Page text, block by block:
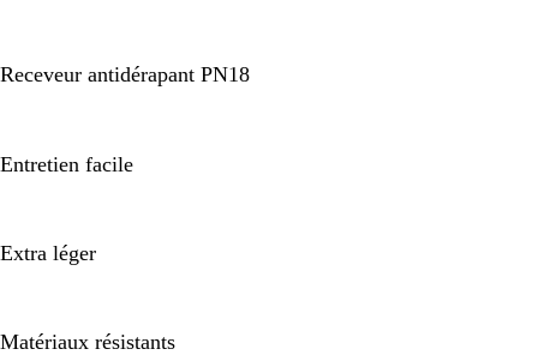
Receveur antidérapant PN18
Entretien facile
Extra léger
Matériaux résistants